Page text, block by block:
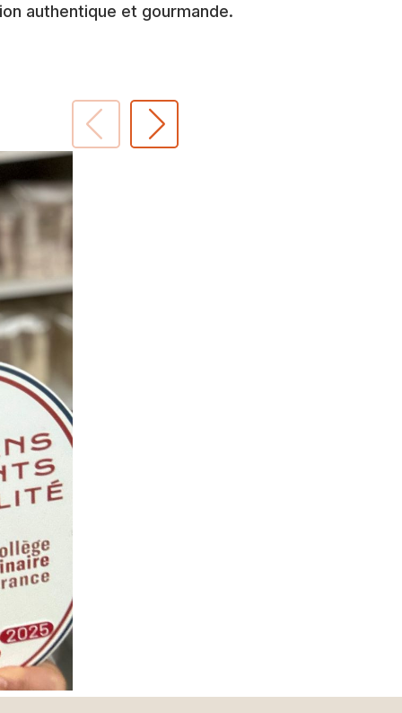
authentique et gourmande.